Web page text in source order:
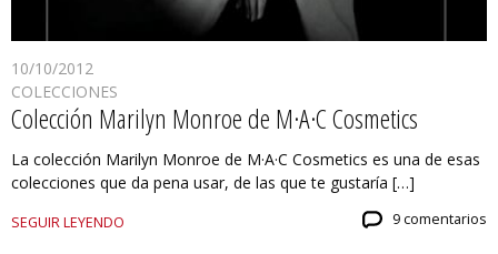
10/10/2012
COLECCIONES
Colección Marilyn Monroe de M·A·C Cosmetics
La colección Marilyn Monroe de M·A·C Cosmetics es una de esas
colecciones que da pena usar, de las que te gustaría […]
SEGUIR LEYENDO 9 comentarios